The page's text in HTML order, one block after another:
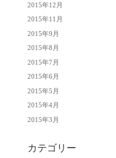
2015年12月
2015年11月
2015年9月
2015年8月
2015年7月
2015年6月
2015年5月
2015年4月
2015年3月
カテゴリー